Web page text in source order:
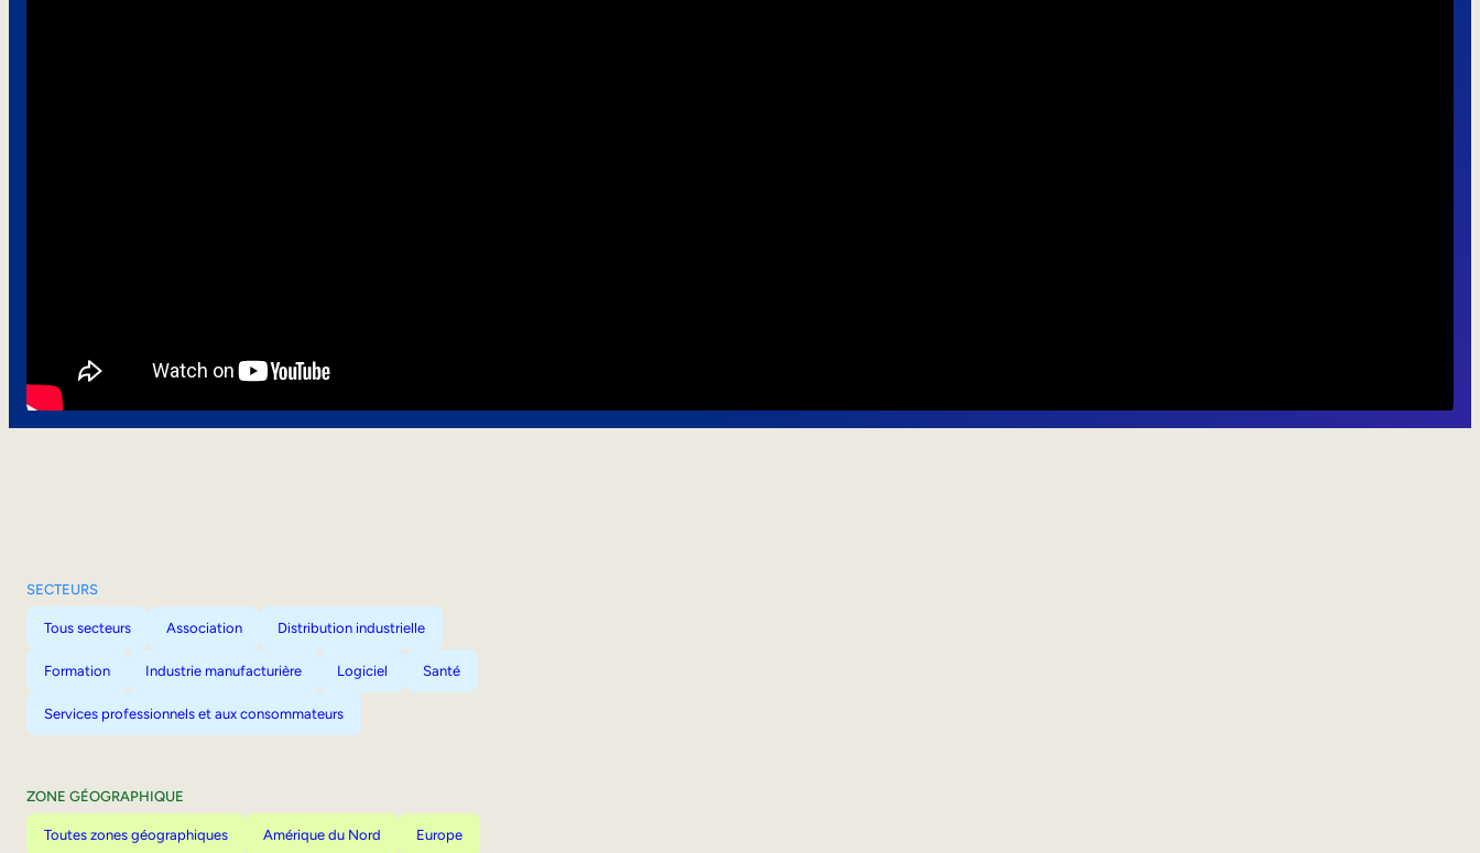
SECTEURS
Tous secteurs Association Distribution industrielle
Formation Industrie manufacturière Logiciel Santé
Services professionnels et aux consommateurs
ZONE GÉOGRAPHIQUE
Toutes zones géographiques Amérique du Nord Europe